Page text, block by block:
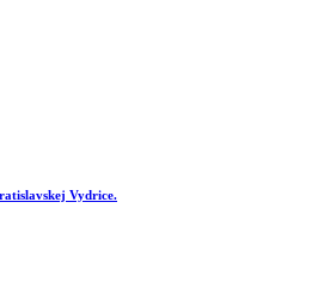
Vydrice.